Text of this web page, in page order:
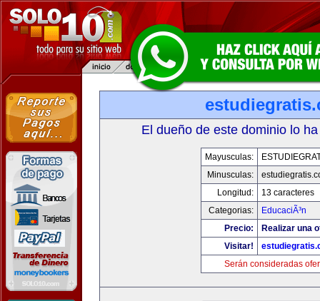
El dueño de este dominio lo
Mayusculas:
Minusculas:
Longitud:
13 caracteres
Categorias:
EducaciÃ³n
Precio:
Realizar una
Visitar!
Serán consideradas